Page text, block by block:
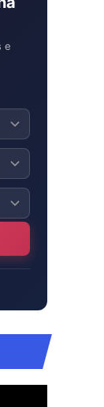
e
Tocador
de